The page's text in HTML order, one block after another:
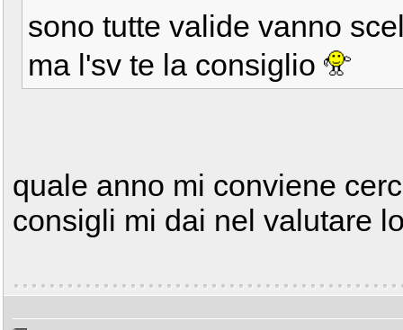
sono tutte valide vanno
ma l'sv te la consiglio
quale anno mi conviene
consigli mi dai nel valutare